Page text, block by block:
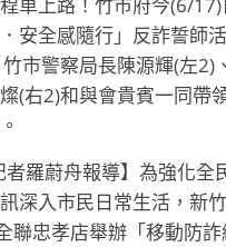
．安全感隨行」反詐誓師
市警察局長陳源輝(左2)
(右2)和與會貴賓一同帶
者羅蔚舟報導】為強化全
深入市民日常生活，新
聯忠孝店舉辦「移動防